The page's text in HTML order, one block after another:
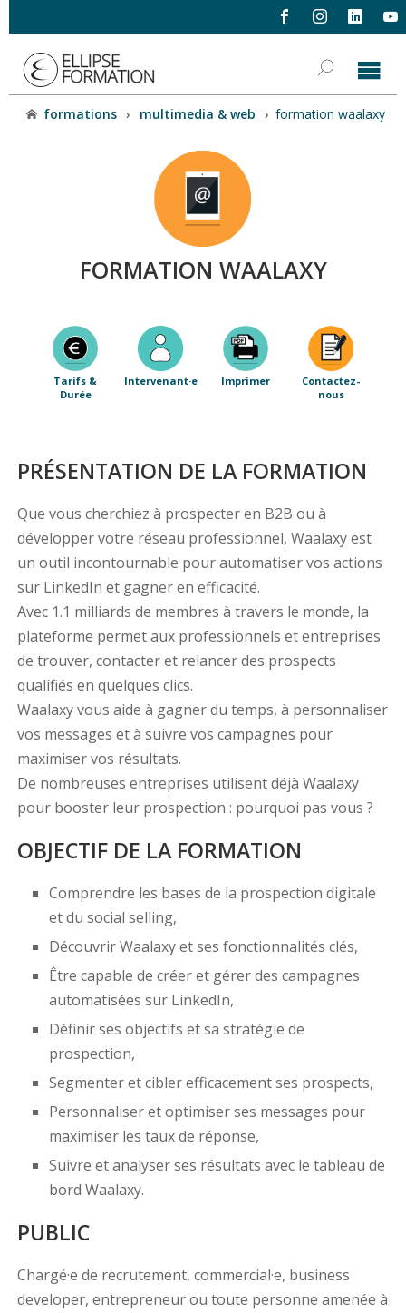
formations › multimedia & web › formation waalaxy
FORMATION WAALAXY
Tarifs &
Durée
Intervenant·e Imprimer
Contactez-
nous
PRÉSENTATION DE LA FORMATION
Que vous cherchiez à prospecter en B2B ou à
développer votre réseau professionnel, Waalaxy est
un outil incontournable pour automatiser vos actions
sur LinkedIn et gagner en efficacité.
Avec 1.1 milliards de membres à travers le monde, la
plateforme permet aux professionnels et entreprises
de trouver, contacter et relancer des prospects
qualifiés en quelques clics.
Waalaxy vous aide à gagner du temps, à personnaliser
vos messages et à suivre vos campagnes pour
maximiser vos résultats.
De nombreuses entreprises utilisent déjà Waalaxy
pour booster leur prospection : pourquoi pas vous ?
OBJECTIF DE LA FORMATION
Comprendre les bases de la prospection digitale
et du social selling,
Découvrir Waalaxy et ses fonctionnalités clés,
Être capable de créer et gérer des campagnes
automatisées sur LinkedIn,
Définir ses objectifs et sa stratégie de
prospection,
Segmenter et cibler efficacement ses prospects,
Personnaliser et optimiser ses messages pour
maximiser les taux de réponse,
Suivre et analyser ses résultats avec le tableau de
bord Waalaxy.
PUBLIC
Chargé·e de recrutement, commercial·e, business
developer, entrepreneur ou toute personne amenée à